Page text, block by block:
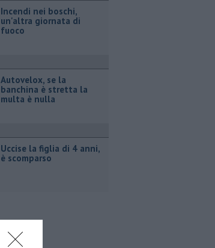
Incendi nei boschi,
un'altra giornata di
fuoco
Autovelox, se la
banchina è stretta la
multa è nulla
Uccise la figlia di 4 anni,
è scomparso